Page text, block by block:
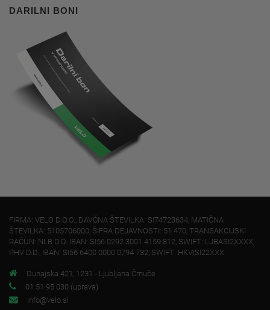
DARILNI BONI
FIRMA: VELO D.O.O., DAVČNA ŠTEVILKA: SI74723634, MATIČNA
ŠTEVILKA: 5105706000, ŠIFRA DEJAVNOSTI: 51.470, TRANSAKCIJSKI
RAČUN: NLB D.D. IBAN: SI56 0292 3001 4159 812, SWIFT: LJBASI2XXXX,
PHV D.D., IBAN: SI56 6400 0000 0794 732, SWIFT: HKVISI22XXX
Dunajska 421, 1231 - Ljubljana Črnuče
01 51 95 030 (uprava)
info@velo.si